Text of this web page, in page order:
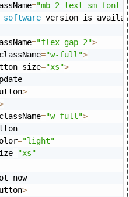
="mb-2 text-sm font-
software version is
="flex gap-2">
="w-full">
size="xs">
>
="w-full">
="light"
="xs"
now
>